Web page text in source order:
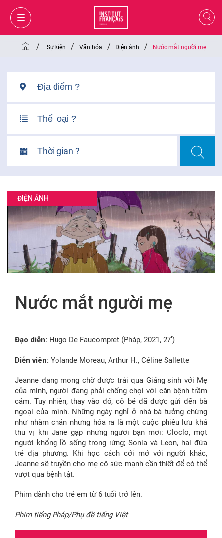
VI
VI
FR
/ Sự kiện / Văn hóa / Điện ảnh / Nước mắt người mẹ
Thời gian ?
ĐIỆN ẢNH
Nước mắt người mẹ
Đạo diễn: Hugo De Faucompret (Pháp, 2021, 27’)
Diễn viên: Yolande Moreau, Arthur H., Céline Sallette
Jeanne đang mong chờ được trải qua Giáng sinh với Mẹ
của mình, người đang phải chống chọi với căn bệnh trầm
cảm. Tuy nhiên, thay vào đó, cô bé đã được gửi đến bà
ngoại của mình. Những ngày nghỉ ở nhà bà tưởng chừng
như nhàm chán nhưng hóa ra là một cuộc phiêu lưu khá
thú vị khi Jane gặp những người bạn mới: Cloclo, một
người khổng lồ sống trong rừng; Sonia và Leon, hai đứa
trẻ địa phương. Khi học cách cởi mở với người khác,
Jeanne sẽ truyền cho mẹ cô sức mạnh cần thiết để có thể
vượt qua bệnh tật.
Phim dành cho trẻ em từ 6 tuổi trở lên.
Phim tiếng Pháp/Phụ đề tiếng Việt